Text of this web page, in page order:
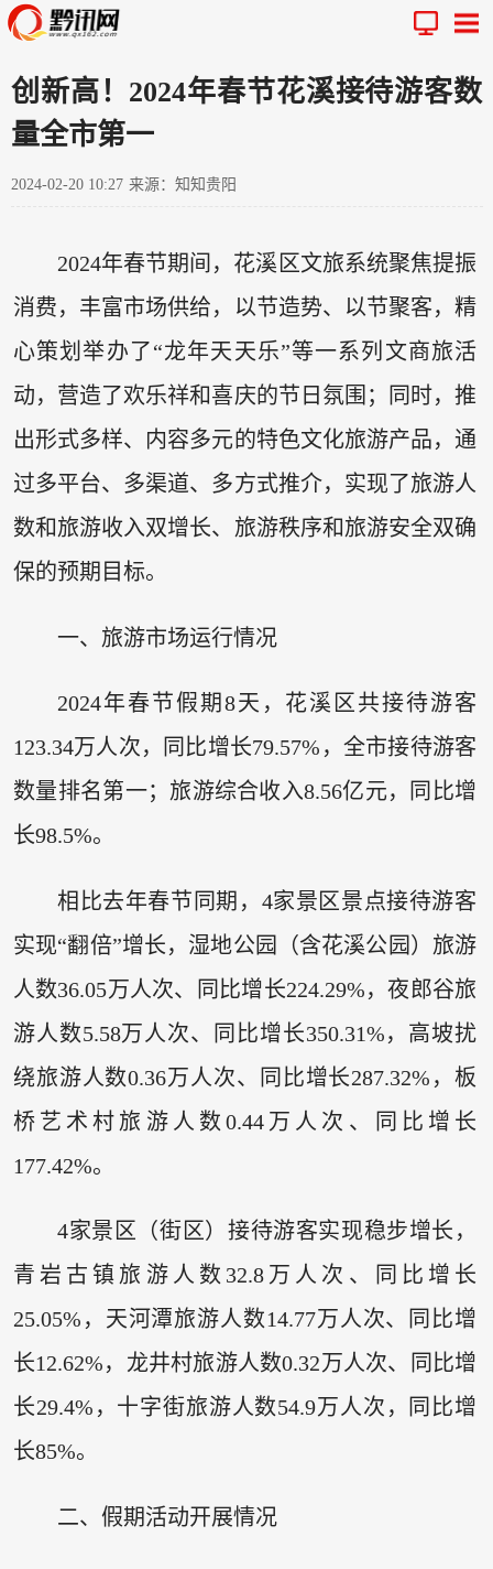
创新高！2024年春节花溪接待游客数
量全市第一
2024-02-20 10:27 来源：知知贵阳
2024年春节期间，花溪区文旅系统聚焦提振
消费，丰富市场供给，以节造势、以节聚客，精
心策划举办了“龙年天天乐”等一系列文商旅活
动，营造了欢乐祥和喜庆的节日氛围；同时，推
出形式多样、内容多元的特色文化旅游产品，通
过多平台、多渠道、多方式推介，实现了旅游人
数和旅游收入双增长、旅游秩序和旅游安全双确
保的预期目标。
一、旅游市场运行情况
2024年春节假期8天，花溪区共接待游客
123.34万人次，同比增长79.57%，全市接待游客
数量排名第一；旅游综合收入8.56亿元，同比增
长98.5%。
相比去年春节同期，4家景区景点接待游客
实现“翻倍”增长，湿地公园（含花溪公园）旅游
人数36.05万人次、同比增长224.29%，夜郎谷旅
游人数5.58万人次、同比增长350.31%，高坡扰
绕旅游人数0.36万人次、同比增长287.32%，板
桥艺术村旅游人数0.44万人次、同比增长
177.42%。
4家景区（街区）接待游客实现稳步增长，
青岩古镇旅游人数32.8万人次、同比增长
25.05%，天河潭旅游人数14.77万人次、同比增
长12.62%，龙井村旅游人数0.32万人次、同比增
长29.4%，十字街旅游人数54.9万人次，同比增
长85%。
二、假期活动开展情况